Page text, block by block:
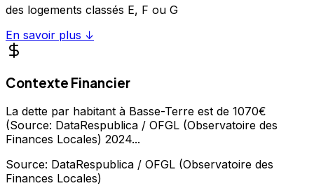
des logements classés E, F ou G
En savoir plus ↓
Contexte Financier
La dette par habitant à Basse-Terre est de 1070€
(Source: DataRespublica / OFGL (Observatoire des
Finances Locales) 2024...
Source: DataRespublica / OFGL (Observatoire des
Finances Locales)